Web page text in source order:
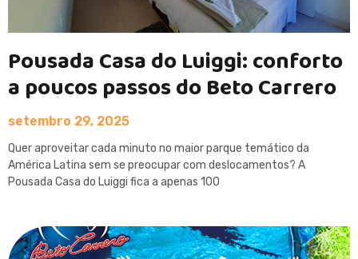
Pousada Casa do Luiggi: conforto
a poucos passos do Beto Carrero
setembro 29, 2025
Quer aproveitar cada minuto no maior parque temático da
América Latina sem se preocupar com deslocamentos? A
Pousada Casa do Luiggi fica a apenas 100